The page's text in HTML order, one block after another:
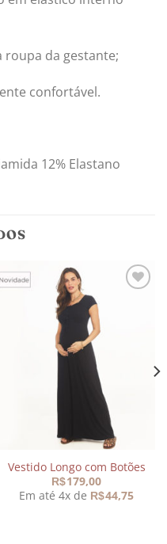
roupa da gestante;
confortável.
12% Elastano
Vestido Longo com Botões
R$179,00
Em até 4x de R$44,75